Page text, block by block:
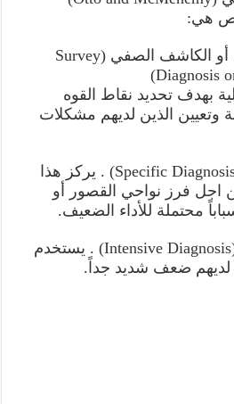
هي:
(1) التشخيص المسحي أو الكاشف الصفي (Survey
Diagnosis
بهدف تحديد نقاط القوه
وتعيين الذين لديهم مشكلات
(2) التشخيص الخاص (Specific Diagnosis) . يركز هذا
اجل فرز نواحي القصور أو
محتملة للأداء الضعيف.
(3) التشخيص المكثف (Intensive Diagnosis) . يستخدم
لديهم ضعف شديد جداً.